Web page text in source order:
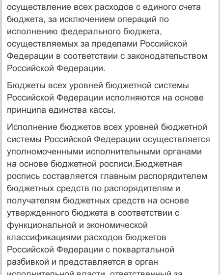
осуществление всех расходов с единого счета
бюджета, за исключением операций по
исполнению федерального бюджета,
осуществляемых за пределами Российской
Федерации в соответствии с законодательством
Российской Федерации.
Бюджеты всех уровней бюджетной системы
Российской Федерации исполняются на основе
принципа единства кассы.
Исполнение бюджетов всех уровней бюджетной
системы Российской Федерации осуществляется
уполномоченными исполнительными органами
на основе бюджетной росписи.Бюджетная
роспись составляется главным распорядителем
бюджетных средств по распорядителям и
получателям бюджетных средств на основе
утвержденного бюджета в соответствии с
функциональной и экономической
классификациями расходов бюджетов
Российской Федерации с поквартальной
разбивкой и представляется в орган